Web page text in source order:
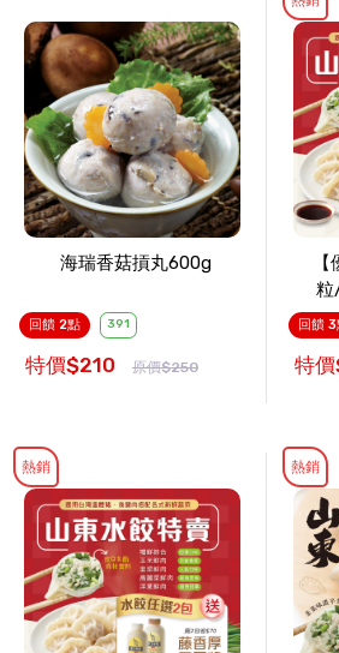
海瑞香菇摃丸600g
回饋 2點 391
特價$210 原價$250
粒
回饋 3
特
熱銷 熱銷